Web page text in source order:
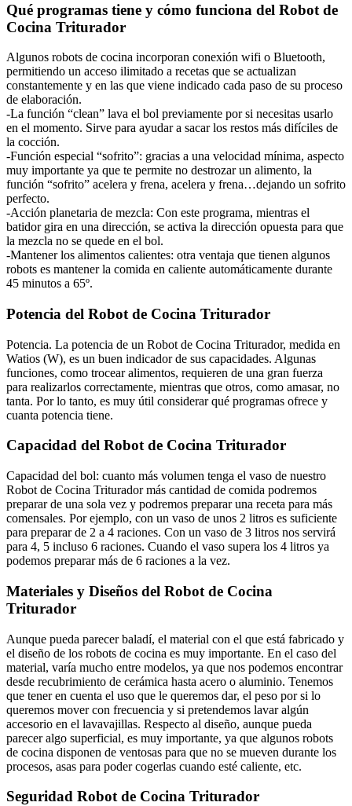
Qué programas tiene y cómo funciona del Robot de
Cocina Triturador
Algunos robots de cocina incorporan conexión wifi o Bluetooth,
permitiendo un acceso ilimitado a recetas que se actualizan
constantemente y en las que viene indicado cada paso de su proceso
de elaboración.
-La función “clean” lava el bol previamente por si necesitas usarlo
en el momento. Sirve para ayudar a sacar los restos más difíciles de
la cocción.
-Función especial “sofrito”: gracias a una velocidad mínima, aspecto
muy importante ya que te permite no destrozar un alimento, la
función “sofrito” acelera y frena, acelera y frena…dejando un sofrito
perfecto.
-Acción planetaria de mezcla: Con este programa, mientras el
batidor gira en una dirección, se activa la dirección opuesta para que
la mezcla no se quede en el bol.
-Mantener los alimentos calientes: otra ventaja que tienen algunos
robots es mantener la comida en caliente automáticamente durante
45 minutos a 65º.
Potencia del Robot de Cocina Triturador
Potencia. La potencia de un Robot de Cocina Triturador, medida en
Watios (W), es un buen indicador de sus capacidades. Algunas
funciones, como trocear alimentos, requieren de una gran fuerza
para realizarlos correctamente, mientras que otros, como amasar, no
tanta. Por lo tanto, es muy útil considerar qué programas ofrece y
cuanta potencia tiene.
Capacidad del Robot de Cocina Triturador
Capacidad del bol: cuanto más volumen tenga el vaso de nuestro
Robot de Cocina Triturador más cantidad de comida podremos
preparar de una sola vez y podremos preparar una receta para más
comensales. Por ejemplo, con un vaso de unos 2 litros es suficiente
para preparar de 2 a 4 raciones. Con un vaso de 3 litros nos servirá
para 4, 5 incluso 6 raciones. Cuando el vaso supera los 4 litros ya
podemos preparar más de 6 raciones a la vez.
Materiales y Diseños del Robot de Cocina
Triturador
Aunque pueda parecer baladí, el material con el que está fabricado y
el diseño de los robots de cocina es muy importante. En el caso del
material, varía mucho entre modelos, ya que nos podemos encontrar
desde recubrimiento de cerámica hasta acero o aluminio. Tenemos
que tener en cuenta el uso que le queremos dar, el peso por si lo
queremos mover con frecuencia y si pretendemos lavar algún
accesorio en el lavavajillas. Respecto al diseño, aunque pueda
parecer algo superficial, es muy importante, ya que algunos robots
de cocina disponen de ventosas para que no se mueven durante los
procesos, asas para poder cogerlas cuando esté caliente, etc.
Seguridad Robot de Cocina Triturador